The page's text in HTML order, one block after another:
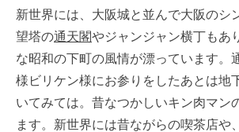
新世界には、大阪城と並んで大阪のシ
望塔の通天閣やジャンジャン横丁もあ
な昭和の下町の風情が漂っています。
様ビリケン様にお参りをしたあとは地
いてみては。昔なつかしいキン肉マン
ます。新世界には昔ながらの喫茶店や